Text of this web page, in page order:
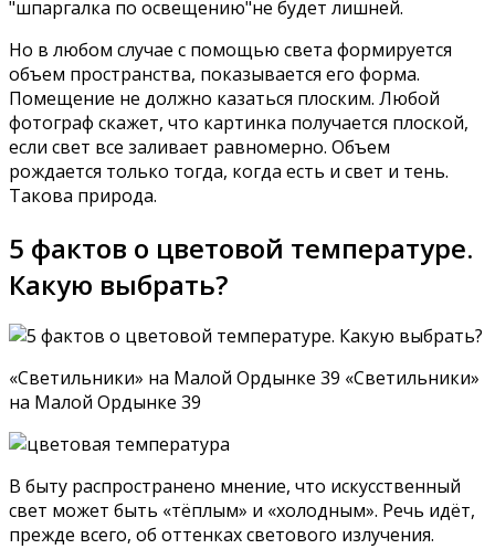
"шпаргалка по освещению"не будет лишней.
Но в любом случае с помощью света формируется
объем пространства, показывается его форма.
Помещение не должно казаться плоским. Любой
фотограф скажет, что картинка получается плоской,
если свет все заливает равномерно. Объем
рождается только тогда, когда есть и свет и тень.
Такова природа.
5 фактов о цветовой температуре.
Какую выбрать?
«Светильники» на Малой Ордынке 39 «Светильники»
на Малой Ордынке 39
В быту распространено мнение, что искусственный
свет может быть «тёплым» и «холодным». Речь идёт,
прежде всего, об оттенках светового излучения.